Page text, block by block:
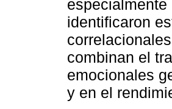
identificaron
combinan el
emocionales
y en el